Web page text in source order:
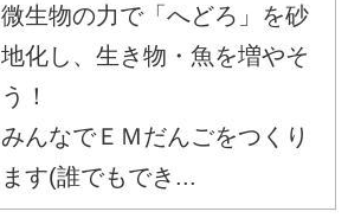
微生物の力で「へどろ」を砂
地化し、生き物・魚を増やそ
う！
みんなでＥＭだんごをつくり
ます(誰でもでき...